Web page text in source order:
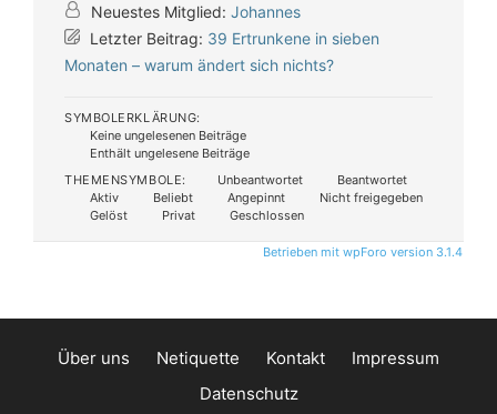
Neuestes Mitglied: Johannes
Letzter Beitrag: 39 Ertrunkene in sieben
Monaten – warum ändert sich nichts?
SYMBOLERKLÄRUNG:
Keine ungelesenen Beiträge
Enthält ungelesene Beiträge
THEMENSYMBOLE:
Unbeantwortet
Beantwortet
Aktiv
Beliebt Angepinnt
Nicht freigegeben
Gelöst
Privat Geschlossen
Betrieben mit wpForo version 3.1.4
Über uns Netiquette Kontakt
Impressum
Datenschutz